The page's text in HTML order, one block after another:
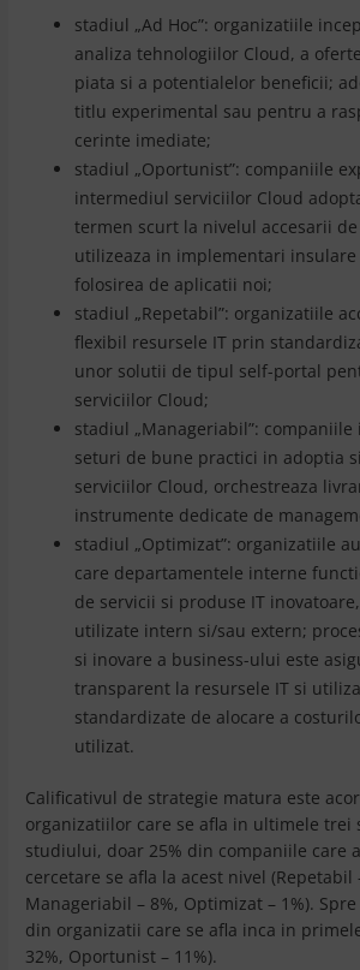
stadiul „Ad Hoc”: organizatiile
analiza tehnologiilor Cloud, a
piata si a potentialelor beneficii;
titlu experimental sau pentru a
cerinte imediate;
stadiul „Oportunist”: companiile
intermediul serviciilor Cloud
termen scurt la nivelul accesarii
utilizeaza in implementari
folosirea de aplicatii noi;
stadiul „Repetabil”: organizatiile
flexibil resursele IT prin
unor solutii de tipul self-portal
serviciilor Cloud;
stadiul „Manageriabil”: companiile
seturi de bune practici in adoptia
serviciilor Cloud, orchestreaza
instrumente dedicate de
stadiul „Optimizat”: organizatiile
care departamentele interne
de servicii si produse IT
utilizate intern si/sau extern;
si inovare a business-ului este
transparent la resursele IT si
standardizate de alocare a
utilizat.
Calificativul de strategie matura este
organizatiilor care se afla in ultimele trei
studiului, doar 25% din companiile care
cercetare se afla la acest nivel (Repetabil
Manageriabil – 8%, Optimizat – 1%).
din organizatii care se afla inca in
32%, Oportunist – 11%).